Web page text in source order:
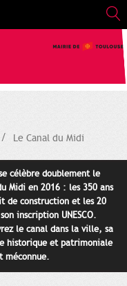
Le Canal du Midi
célèbre doublement le
Midi en 2016 : les 350 ans
de construction et les 20
inscription UNESCO.
le canal dans la ville, sa
historique et patrimoniale
méconnue.